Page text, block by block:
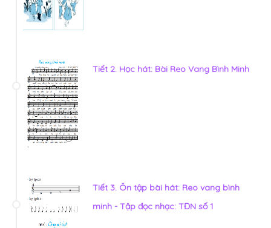
Tiết 2. Học hát: Bài Reo Vang Bình Minh
Tiết 3. Ôn tập bài hát: Reo vang bình
minh - Tập đọc nhạc: TĐN số 1